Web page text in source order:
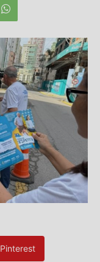
Pinterest